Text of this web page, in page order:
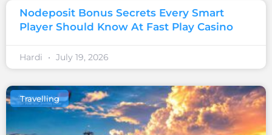
Nodeposit Bonus Secrets Every Smart
Player Should Know At Fast Play Casino
Hardi July 19, 2026
Travelling